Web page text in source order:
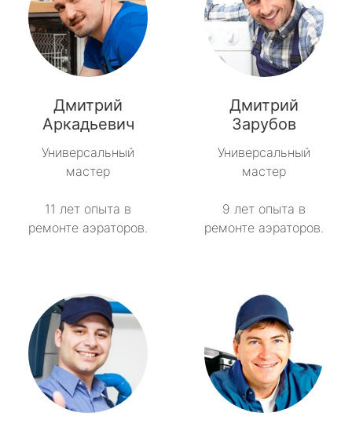
Дмитрий
Аркадьевич
Универсальный
мастер
11 лет опыта в
ремонте аэраторов.
Дмитрий
Зарубов
Универсальный
мастер
9 лет опыта в
ремонте аэраторов.